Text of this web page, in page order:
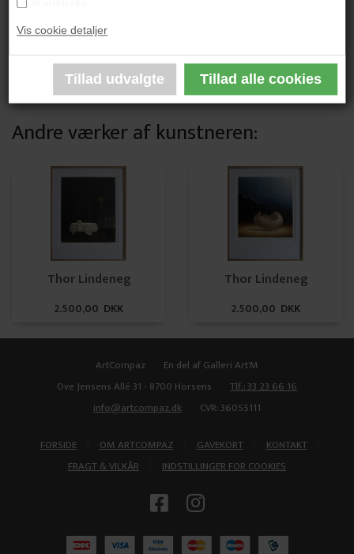
Vis cookie detaljer
​​​​​​​Lys træramme
PRODUKTINFORMATION
Andre værker af kunstneren:
Thor Lindeneg
2.500,00 DKK
Thor Lindeneg
2.500,00 DKK
ArtCompaz
En del af Galleri Art'M
Ove Jensens Allé 31 - 8700 Horsens
Tlf.: 33 23 66 16
info@artcompaz.dk
CVR: 36055111
FORSIDE OM ARTCOMPAZ GAVEKORT KONTAKT
FRAGT & VILKÅR INDSTILLINGER FOR COOKIES